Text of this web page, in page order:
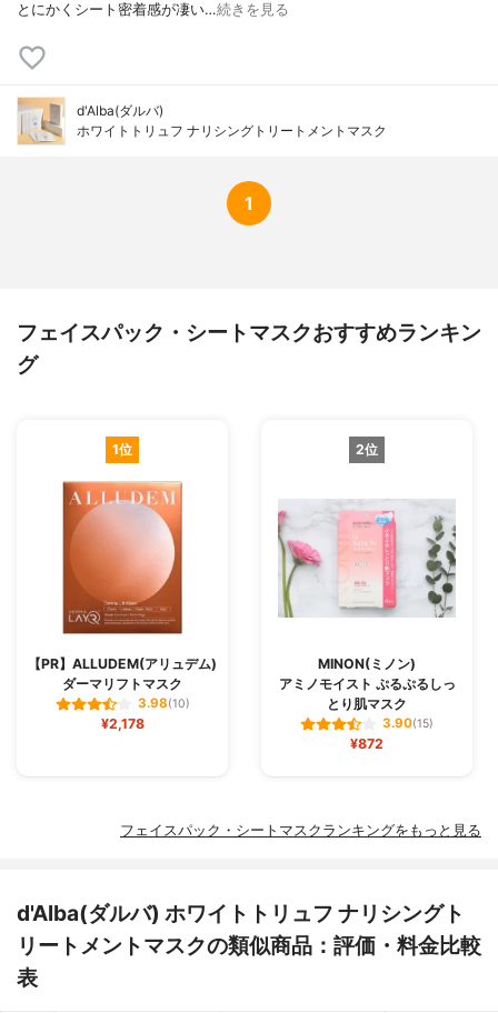
とにかくシート密着感が凄い…続きを見る
d'Alba(ダルバ)
ホワイトトリュフ ナリシングトリートメントマスク
1
フェイスパック・シートマスクおすすめランキン
グ
1位
【PR】ALLUDEM(アリュデム)
ダーマリフトマスク
3.98(10)
¥2,178
2位
MINON(ミノン)
アミノモイスト ぷるぷるしっ
とり肌マスク
3.90(15)
¥872
フェイスパック・シートマスクランキングをもっと見る
d'Alba(ダルバ) ホワイトトリュフ ナリシングト
リートメントマスクの類似商品：評価・料金比較
表